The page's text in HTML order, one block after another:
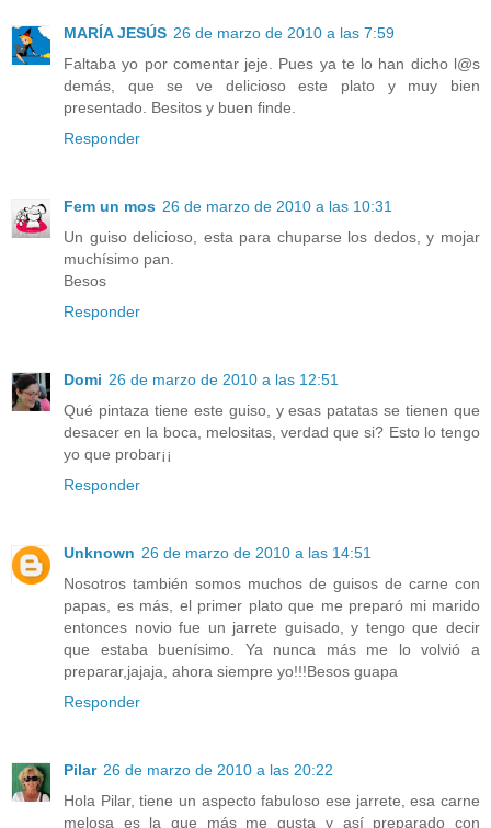
MARÍA JESÚS 26 de marzo de 2010 a las 7:59
Faltaba yo por comentar jeje. Pues ya te lo han dicho l@s
demás, que se ve delicioso este plato y muy bien
presentado. Besitos y buen finde.
Responder
Fem un mos 26 de marzo de 2010 a las 10:31
Un guiso delicioso, esta para chuparse los dedos, y mojar
muchísimo pan.
Besos
Responder
Domi 26 de marzo de 2010 a las 12:51
Qué pintaza tiene este guiso, y esas patatas se tienen que
desacer en la boca, melositas, verdad que si? Esto lo tengo
yo que probar¡¡
Responder
Unknown 26 de marzo de 2010 a las 14:51
Nosotros también somos muchos de guisos de carne con
papas, es más, el primer plato que me preparó mi marido
entonces novio fue un jarrete guisado, y tengo que decir
que estaba buenísimo. Ya nunca más me lo volvió a
preparar,jajaja, ahora siempre yo!!!Besos guapa
Responder
Pilar 26 de marzo de 2010 a las 20:22
Hola Pilar, tiene un aspecto fabuloso ese jarrete, esa carne
melosa es la que más me gusta y así preparado con